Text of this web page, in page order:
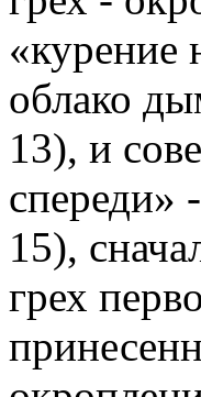
«курение
облако
13), и
спереди»
15),
грех